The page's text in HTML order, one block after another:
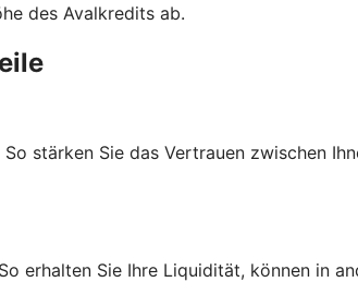
des Avalkredits ab.
stärken Sie das Vertrauen zwischen
erhalten Sie Ihre Liquidität, können in